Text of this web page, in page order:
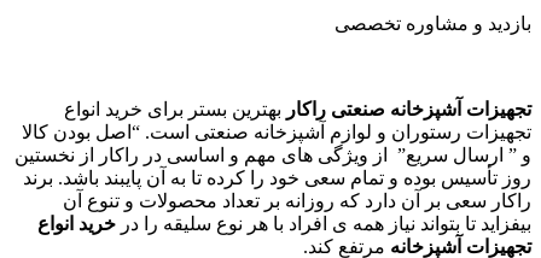
بازدید و مشاوره تخصصی
تجهیزات آشپزخانه صنعتی راکار بهترین بستر برای خرید انواع
تجهیزات رستوران و لوازم آشپزخانه صنعتی است. “اصل بودن کالا
و ” ارسال سریع” از ویژگی های مهم و اساسی در راکار از نخستین
روز تأسیس بوده و تمام سعی خود را کرده تا به آن پایبند باشد. برند
راکار سعی بر آن دارد که روزانه بر تعداد محصولات و تنوع آن
بیفزاید تا بتواند نیاز همه ی افراد با هر نوع سلیقه را در خرید انواع
تجهیزات آشپزخانه مرتفع کند.